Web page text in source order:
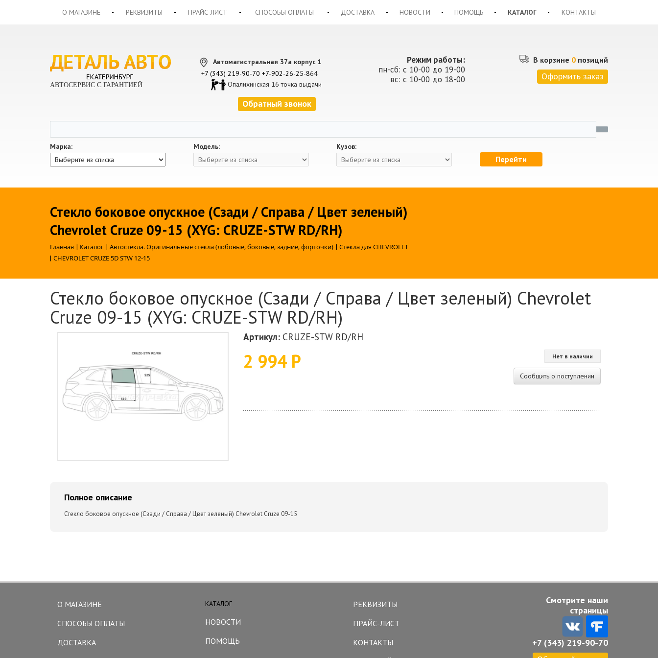
О МАГАЗИНЕ РЕКВИЗИТЫ ПРАЙС-ЛИСТ СПОСОБЫ ОПЛАТЫ ДОСТАВКА НОВОСТИ ПОМОЩЬ КАТАЛОГ КОНТАКТЫ
АВТОСЕРВИС С ГАРАНТИЕЙ
Автомагистральная 37а корпус 1
+7 (343) 219-90-70 +7-902-26-25-864
Опалихинская 16 точка выдачи
Обратный звонок
Режим работы:
пн-сб: с 10-00 до 19-00
вс: с 10-00 до 18-00
В корзине 0 позиций
Оформить заказ
Марка: Модель: Кузов:
Перейти
Стекло боковое опускное (Сзади / Справа / Цвет зеленый)
Chevrolet Cruze 09-15 (XYG: CRUZE-STW RD/RH)
Главная | Каталог | Автостекла. Оригинальные стёкла (лобовые, боковые, задние, форточки) | Стекла для CHEVROLET
| CHEVROLET CRUZE 5D STW 12-15
Стекло боковое опускное (Сзади / Справа / Цвет зеленый) Chevrolet
Cruze 09-15 (XYG: CRUZE-STW RD/RH)
Артикул: CRUZE-STW RD/RH
2 994 Р Нет в наличии
Сообщить о поступлении
Полное описание
Стекло боковое опускное (Сзади / Справа / Цвет зеленый) Chevrolet Cruze 09-15
О МАГАЗИНЕ
СПОСОБЫ ОПЛАТЫ
ДОСТАВКА
КАТАЛОГ
НОВОСТИ
ПОМОЩЬ
РЕКВИЗИТЫ
ПРАЙС-ЛИСТ
КОНТАКТЫ
Смотрите наши
страницы
+7 (343) 219-90-70